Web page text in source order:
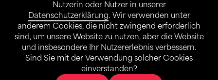
Nutzerin oder Nutzer in unserer
Datenschutzerklärung. Wir verwenden unter
anderem Cookies, die nicht zwingend erforderlich
sind, um unsere Website zu nutzen, aber die Website
und insbesondere Ihr Nutzererlebnis verbessern.
Sind Sie mit der Verwendung solcher Cookies
einverstanden?